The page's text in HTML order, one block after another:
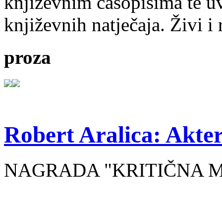
književnih natječaja. Živi i
proza
Robert Aralica:
NAGRADA "KRITIČNA